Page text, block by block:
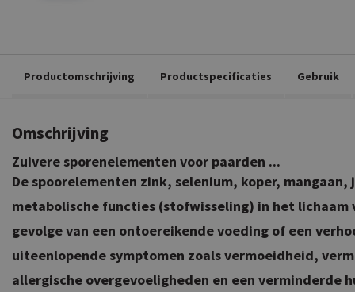
Productomschrijving Productspecificaties Gebruik
Omschrijving
Zuivere sporenelementen voor paarden ...
De spoorelementen zink, selenium, koper,
metabolische functies (stofwisseling) in het
gevolge van een ontoereikende voeding of een
uiteenlopende symptomen zoals vermoeidheid,
allergische overgevoeligheden en een verminderde